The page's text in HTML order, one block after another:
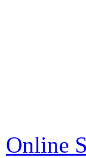
Online